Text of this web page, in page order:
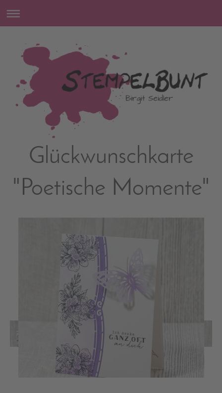
Glückwunschkarte
"Poetische Momente"